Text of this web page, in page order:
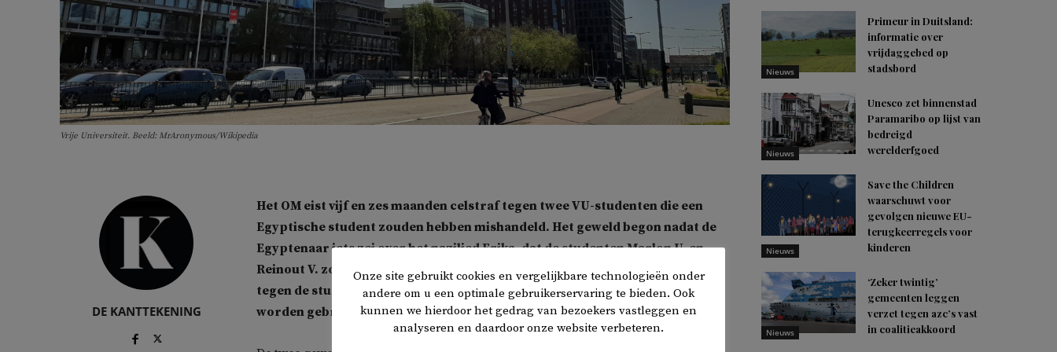
Vrije Universiteit. Beeld: MrAronymous/Wikipedia
DE KANTTEKENING
Het OM eist vijf en zes maanden celstraf tegen twee VU-studenten die een
Egyptische student zouden hebben mishandeld. Het geweld begon nadat de
Egyptenaar iets zei over het nazilied Erika, dat de studenten Marlon U. en
Reinout V. zongen. Er zijn opnames van het voorval, die nu in de rechtszaak
tegen de studenten van de extreemrechtse Vrijmoedige Studentpartij (VSP)
worden gebruikt. Dit meldtHet Parool.
Nieuws
Primeur in Duitsland:
informatie over
vrijdaggebed op
stadsbord
Nieuws
Unesco zet binnenstad
Paramaribo op lijst van
bedreigd
werelderfgoed
Nieuws
Save the Children
waarschuwt voor
gevolgen nieuwe EU-
terugkeerregels voor
kinderen
Nieuws
‘Zeker twintig’
gemeenten leggen
verzet tegen azc’s vast
in coalitieakkoord
Onze site gebruikt cookies en vergelijkbare technologieën onder
andere om u een optimale gebruikerservaring te bieden. Ook
kunnen we hierdoor het gedrag van bezoekers vastleggen en
analyseren en daardoor onze website verbeteren.